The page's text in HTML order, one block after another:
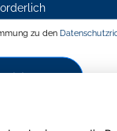
zu den